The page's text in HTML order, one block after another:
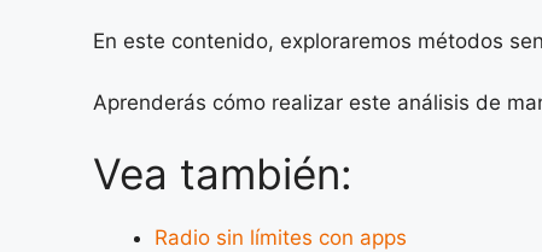
En este contenido, exploraremos métodos
Aprenderás cómo realizar este análisis de
Vea también:
Radio sin límites con apps